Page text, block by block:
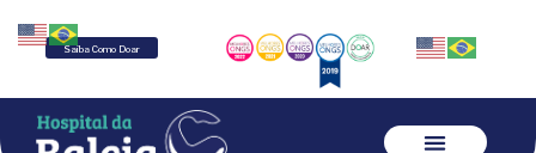
Saiba Como Doar